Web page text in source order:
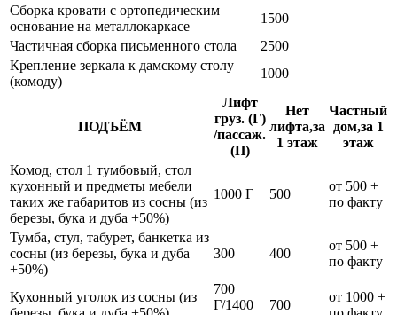
Сборка кровати с ортопедическим
основание на металлокаркасе
1500
Частичная сборка письменного стола
2500
Крепление зеркала к дамскому столу
(комоду)
1000
ПОДЪЁМ
Лифт
груз. (Г)
/пассаж.
(П)
Нет
лифта,за
1 этаж
Частный
дом,за 1
этаж
Комод, стол 1 тумбовый, стол
кухонный и предметы мебели
таких же габаритов из сосны (из
березы, бука и дуба +50%)
1000 Г 500
от 500 +
по факту
Тумба, стул, табурет, банкетка из
сосны (из березы, бука и дуба
+50%)
300 400
от 500 +
по факту
Кухонный уголок из сосны (из
700
Г/1400
700
от 1000 +